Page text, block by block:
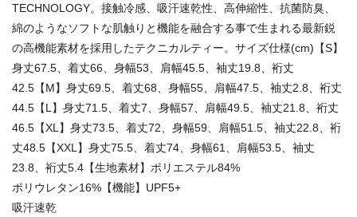
TECHNOLOGY。接触冷感、吸汗速乾性、高伸縮性、抗菌防臭、
綿のようなソフトな肌触りと機能を融合する事で生まれる最新鋭
の高機能素材を採用したテクニカルティー。サイズ仕様(cm)【S】
身丈67.5、着丈66、身幅53、肩幅45.5、袖丈19.8、裄丈
42.5【M】身丈69.5、着丈68、身幅55、肩幅47.5、袖丈2.8、裄丈
44.5【L】身丈71.5、着丈7、身幅57、肩幅49.5、袖丈21.8、裄丈
46.5【XL】身丈73.5、着丈72、身幅59、肩幅51.5、袖丈22.8、裄
丈48.5【XXL】身丈75.5、着丈74、身幅61、肩幅53.5、袖丈
23.8、裄丈5.4【生地素材】ポリエステル84%
ポリウレタン16%【機能】UPF5+
吸汗速乾